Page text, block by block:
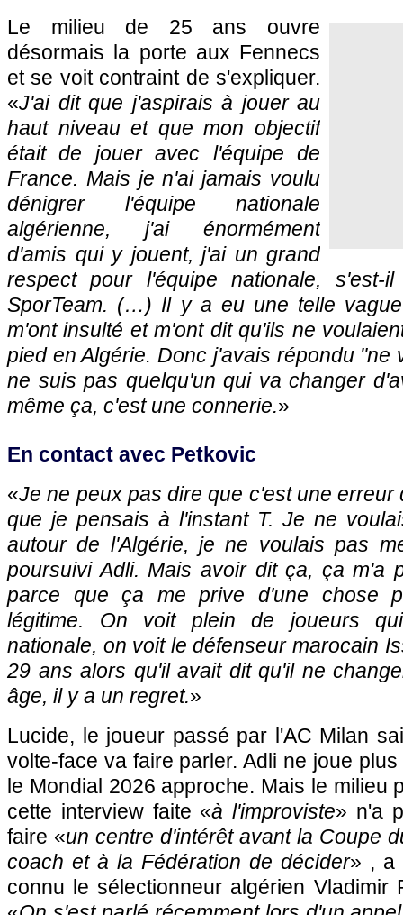
Le milieu de 25 ans ouvre
désormais la porte aux Fennecs
et se voit contraint de s'expliquer.
«J'ai dit que j'aspirais à jouer au
haut niveau et que mon objectif
était de jouer avec l'équipe de
France. Mais je n'ai jamais voulu
dénigrer l'équipe nationale
algérienne, j'ai énormément
d'amis qui y jouent, j'ai un grand
respect pour l'équipe nationale, s'est-
SporTeam. (…) Il y a eu une telle
m'ont insulté et m'ont dit qu'ils ne
pied en Algérie. Donc j'avais répondu "ne
ne suis pas quelqu'un qui va changer
même ça, c'est une connerie.»
En contact avec Petkovic
«Je ne peux pas dire que c'est une erreur
que je pensais à l'instant T. Je ne
autour de l'Algérie, je ne voulais pas
poursuivi Adli. Mais avoir dit ça, ça m'a
parce que ça me prive d'une chose
légitime. On voit plein de joueurs
nationale, on voit le défenseur marocain
29 ans alors qu'il avait dit qu'il ne
âge, il y a un regret.»
Lucide, le joueur passé par l'AC Milan
volte-face va faire parler. Adli ne joue
le Mondial 2026 approche. Mais le milieu
cette interview faite «à l'improviste» n'a
faire «un centre d'intérêt avant la Coupe
coach et à la Fédération de décider» , a
connu le sélectionneur algérien Vladimir